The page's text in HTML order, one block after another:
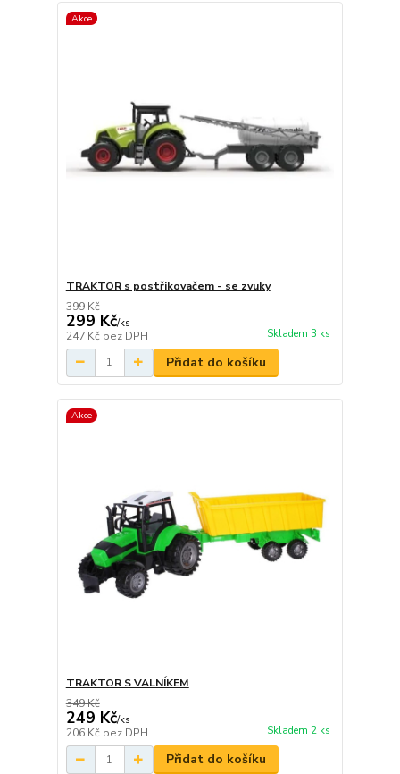
Akce
TRAKTOR s postřikovačem - se zvuky
399 Kč
299 Kč/ks
247 Kč bez DPH Skladem 3 ks
Přidat do košíku
Akce
TRAKTOR S VALNÍKEM
349 Kč
249 Kč/ks
206 Kč bez DPH Skladem 2 ks
Přidat do košíku